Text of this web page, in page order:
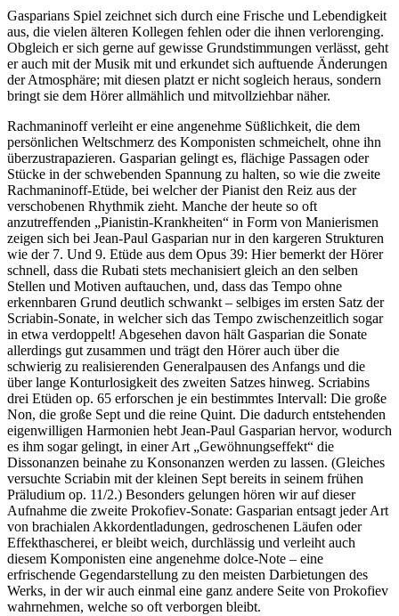
Gasparians Spiel zeichnet sich durch eine Frische und Lebendigkeit
aus, die vielen älteren Kollegen fehlen oder die ihnen verlorenging.
Obgleich er sich gerne auf gewisse Grundstimmungen verlässt, geht
er auch mit der Musik mit und erkundet sich auftuende Änderungen
der Atmosphäre; mit diesen platzt er nicht sogleich heraus, sondern
bringt sie dem Hörer allmählich und mitvollziehbar näher.
Rachmaninoff verleiht er eine angenehme Süßlichkeit, die dem
persönlichen Weltschmerz des Komponisten schmeichelt, ohne ihn
überzustrapazieren. Gasparian gelingt es, flächige Passagen oder
Stücke in der schwebenden Spannung zu halten, so wie die zweite
Rachmaninoff-Etüde, bei welcher der Pianist den Reiz aus der
verschobenen Rhythmik zieht. Manche der heute so oft
anzutreffenden „Pianistin-Krankheiten“ in Form von Manierismen
zeigen sich bei Jean-Paul Gasparian nur in den kargeren Strukturen
wie der 7. Und 9. Etüde aus dem Opus 39: Hier bemerkt der Hörer
schnell, dass die Rubati stets mechanisiert gleich an den selben
Stellen und Motiven auftauchen, und, dass das Tempo ohne
erkennbaren Grund deutlich schwankt – selbiges im ersten Satz der
Scriabin-Sonate, in welcher sich das Tempo zwischenzeitlich sogar
in etwa verdoppelt! Abgesehen davon hält Gasparian die Sonate
allerdings gut zusammen und trägt den Hörer auch über die
schwierig zu realisierenden Generalpausen des Anfangs und die
über lange Konturlosigkeit des zweiten Satzes hinweg. Scriabins
drei Etüden op. 65 erforschen je ein bestimmtes Intervall: Die große
Non, die große Sept und die reine Quint. Die dadurch entstehenden
eigenwilligen Harmonien hebt Jean-Paul Gasparian hervor, wodurch
es ihm sogar gelingt, in einer Art „Gewöhnungseffekt“ die
Dissonanzen beinahe zu Konsonanzen werden zu lassen. (Gleiches
versuchte Scriabin mit der kleinen Sept bereits in seinem frühen
Präludium op. 11/2.) Besonders gelungen hören wir auf dieser
Aufnahme die zweite Prokofiev-Sonate: Gasparian entsagt jeder Art
von brachialen Akkordentladungen, gedroschenen Läufen oder
Effekthascherei, er bleibt weich, durchlässig und verleiht auch
diesem Komponisten eine angenehme dolce-Note – eine
erfrischende Gegendarstellung zu den meisten Darbietungen des
Werks, in der wir auch einmal eine ganz andere Seite von Prokofiev
wahrnehmen, welche so oft verborgen bleibt.